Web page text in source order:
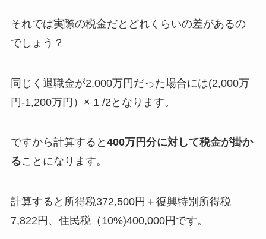
それでは実際の税金だとどれくらいの差があるの
でしょう？
同じく退職金が2,000万円だった場合には(2,000万
円-1,200万円）× 1 /2となります。
ですから計算すると 400万円分に対して税金が掛か
ることになります。
計算すると所得税372,500円＋復興特別所得税
7,822円、住民税（10%)400,000円です。